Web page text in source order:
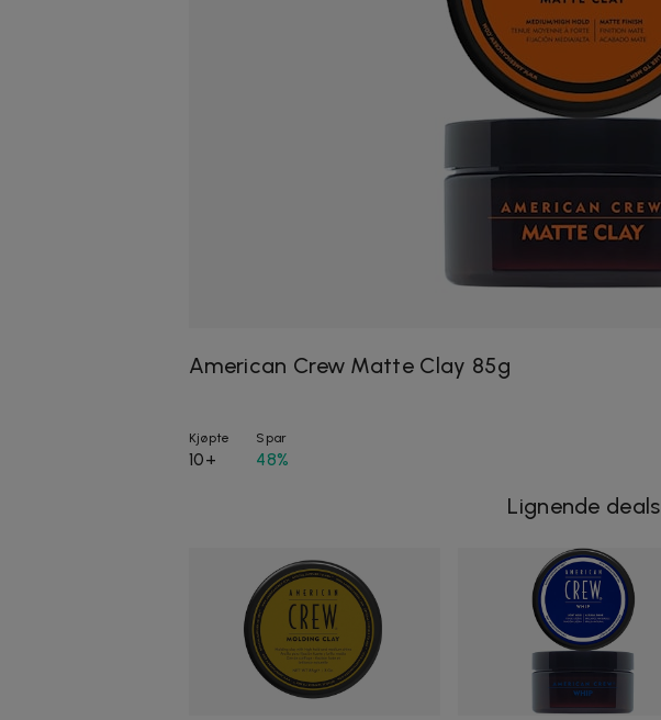
American Crew Matte Clay 85g
Kjøpte
10+
Spar
48%
Lignende deals